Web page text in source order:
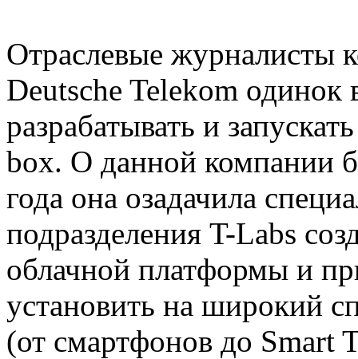
Отраслевые журналисты
Deutsche Telekom
разрабатывать и
box. О данной компании
года она озадачила
подразделения T-Labs
облачной платформы и
установить на широкий
(от смартфонов до Smart